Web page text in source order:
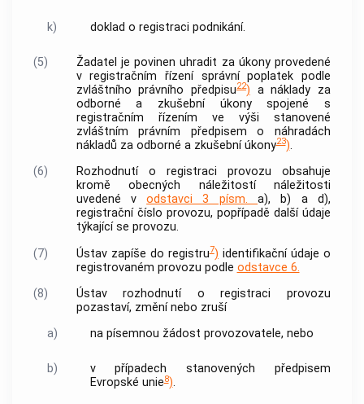
k) doklad o registraci podnikání.
(5)
Žadatel je povinen uhradit za úkony provedené
v registračním řízení správní poplatek podle
zvláštního právního předpisu22) a náklady za
odborné a zkušební úkony spojené s
registračním řízením ve výši stanovené
zvláštním právním předpisem o náhradách
nákladů za odborné a zkušební úkony23).
(6)
Rozhodnutí o registraci provozu obsahuje
kromě obecných náležitostí náležitosti
uvedené vodstavci 3 písm.a), b) a d),
registrační číslo provozu, popřípadě další údaje
týkající se provozu.
(7)
Ústav zapíše do registru7) identifikační údaje o
registrovaném provozu podle odstavce 6.
(8)
Ústav rozhodnutí o registraci provozu
pozastaví, změní nebo zruší
a)
na písemnou žádost provozovatele, nebo
b)
v případech stanovených předpisem
Evropské unie8).